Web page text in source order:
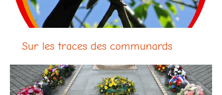
Sur les traces des communards